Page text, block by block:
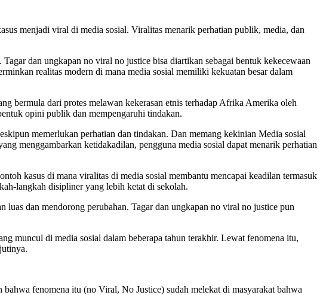
menjadi viral di media sosial. Viralitas menarik perhatian publik, media, dan
dan ungkapan no viral no justice bisa diartikan sebagai bentuk kekecewaan
realitas modern di mana media sosial memiliki kekuatan besar dalam
bermula dari protes melawan kekerasan etnis terhadap Afrika Amerika oleh
opini publik dan mempengaruhi tindakan.
memerlukan perhatian dan tindakan. Dan memang kekinian Media sosial
menggambarkan ketidakadilan, pengguna media sosial dapat menarik perhatian
kasus di mana viralitas di media sosial membantu mencapai keadilan termasuk
langkah disipliner yang lebih ketat di sekolah.
luas dan mendorong perubahan. Tagar dan ungkapan no viral no justice pun
muncul di media sosial dalam beberapa tahun terakhir. Lewat fenomena itu,
fenomena itu (no Viral, No Justice) sudah melekat di masyarakat bahwa